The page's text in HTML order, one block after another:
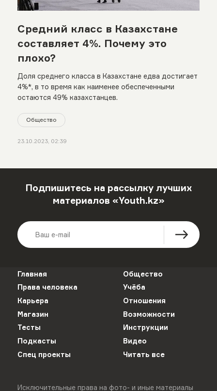
Средний класс в Казахстане
составляет 4%. Почему это
плохо?
Доля среднего класса в Казахстане едва достигает
4%*, в то время как наименее обеспеченными
остаются 49% казахстанцев.
Общество
23.10.2023, 02:39
Подпишитесь на рассылку лучших
материалов «Youth.kz»
Главная
Общество
Права человека
Учёба
Карьера
Отношения
Магазин
Возможности
Тесты
Инструкции
Подкасты
Видео
Спец проекты
Читать все
Исключительные права на фото- и иные материалы